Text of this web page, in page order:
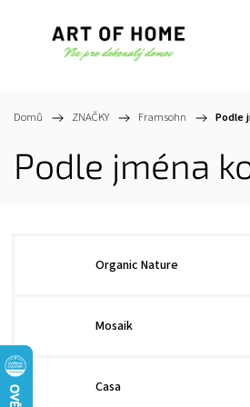
Domů / ZNAČKY / Framsohn / Podle
Podle jména
Organic Nature
Mosaik
Casa